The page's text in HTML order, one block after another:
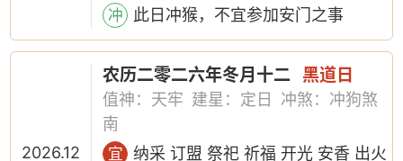
冲 此日冲猴，不宜参加安门之事
2026.12
农历二零二六年冬月十二 黑道日
值神：天牢 建星：定日
冲煞：冲狗煞
南
宜
纳采 订盟 祭祀 祈福 开光 安香 出火